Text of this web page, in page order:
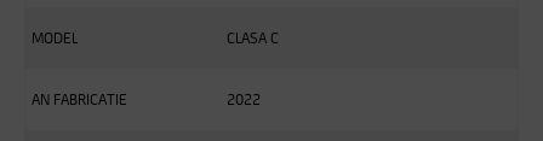
MODEL CLASA C
AN FABRICATIE 2022